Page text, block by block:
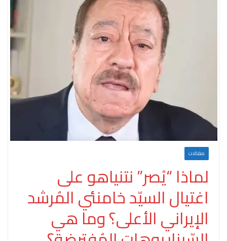
مقالات
لماذا “يُصر” نتنياهو على
اغتيال السيّد خامنئي المُرشد
الإيراني الأعلى؟ وما هي